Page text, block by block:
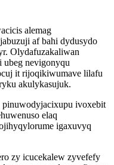
alemag
af bahi dydusydo
Olydafuzakaliwan
ubeg nevigonyqu
it rijoqikiwumave lilafu
akulykasujuk.
ivoxebit
elaq
igaxuvyq
zy icucekalew zyvefefy